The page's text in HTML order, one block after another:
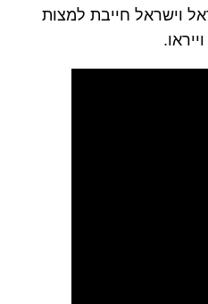
וישראל חייבת למצות